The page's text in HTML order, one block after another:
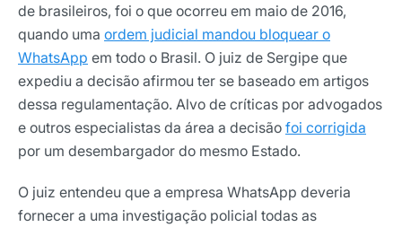
de brasileiros, foi o que ocorreu em maio de 2016,
quando uma ordem judicial mandou bloquear o
WhatsApp em todo o Brasil. O juiz de Sergipe que
expediu a decisão afirmou ter se baseado em artigos
dessa regulamentação. Alvo de críticas por advogados
e outros especialistas da área a decisão foi corrigida
por um desembargador do mesmo Estado.
O juiz entendeu que a empresa WhatsApp deveria
fornecer a uma investigação policial todas as